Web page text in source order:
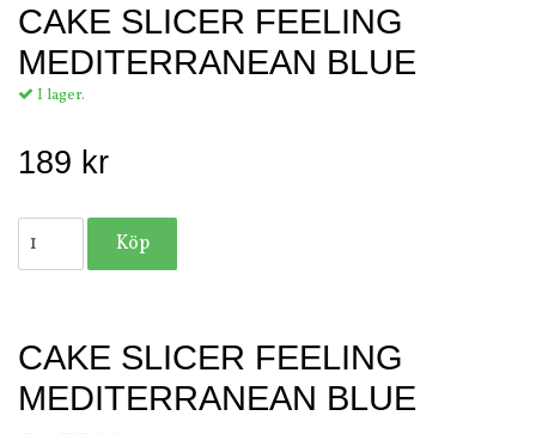
CAKE SLICER FEELING
MEDITERRANEAN BLUE
I lager.
189 kr
CAKE SLICER FEELING
MEDITERRANEAN BLUE